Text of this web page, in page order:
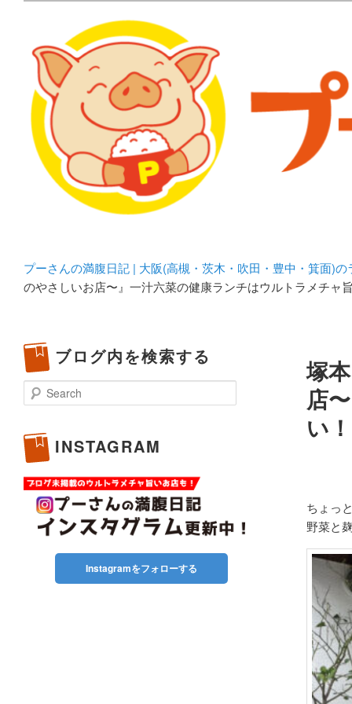
プーさんの満腹日記 |
豊中・箕面)のランチ＆
化してます。
プーさんの満腹日記 | 大阪(高槻・茨木・吹田・豊中・箕面)
のやさしいお店〜』一汁六菜の健康ランチはウルトラメチャ
塚
店
い
ちょっ
野菜と
ブログ内を検索する
Search
INSTAGRAM
Instagramをフォローする